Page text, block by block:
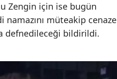
Zengin için ise bugün
namazını müteakip cenaze
defnedileceği bildirildi.